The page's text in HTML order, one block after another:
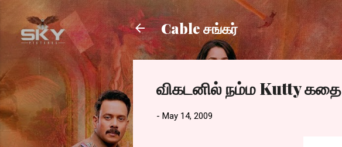
Cable சங்கர்
விகடனில் நம்ம Kutty கதை
- May 14, 2009